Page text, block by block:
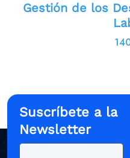
Gestión de los
Suscríbete a la
Newsletter